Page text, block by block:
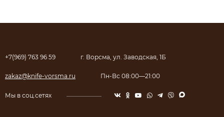
+7(969) 763 96 59 г. Ворсма, ул. Заводская, 1Б
zakaz@knife-vorsma.ru Пн-Вс 08:00—21:00
Мы в соц.сетях